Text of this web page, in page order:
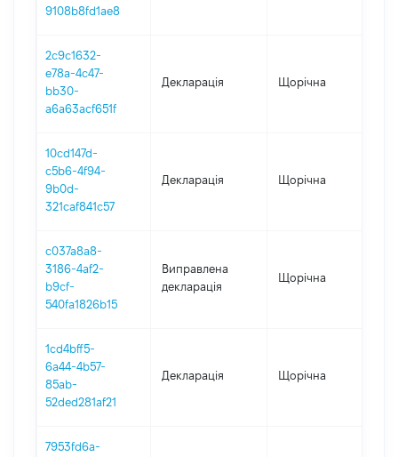
9108b8fd1ae8
2c9c1632-
e78a-4c47-
bb30-
a6a63acf651f
Декларація Щорічна
10cd147d-
c5b6-4f94-
9b0d-
321caf841c57
Декларація Щорічна
c037a8a8-
3186-4af2-
b9cf-
540fa1826b15
Виправлена
декларація
Щорічна
1cd4bff5-
6a44-4b57-
85ab-
52ded281af21
Декларація Щорічна
7953fd6a-